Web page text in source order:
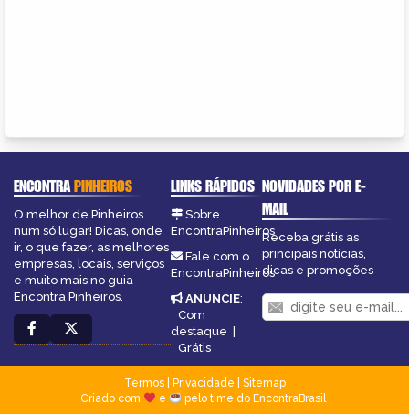
ENCONTRAPINHEIROS
O melhor de Pinheiros
num só lugar! Dicas, onde
ir, o que fazer, as melhores
empresas, locais, serviços
e muito mais no guia
Encontra Pinheiros.
LINKS RÁPIDOS
Sobre
EncontraPinheiros
Fale com o
EncontraPinheiros
ANUNCIE:
Com
destaque |
Grátis
NOVIDADES POR E-
MAIL
Receba grátis as
principais notícias,
dicas e promoções
Termos| Privacidade
Sitemap
Criado com
e pelo time do EncontraBrasil